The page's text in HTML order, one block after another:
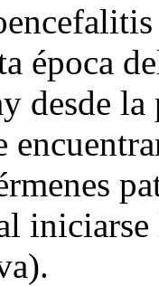
época
desde